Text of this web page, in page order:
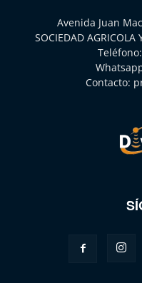
Avenida Juan
SOCIEDAD AGRICOLA
Teléfono:
Contacto: